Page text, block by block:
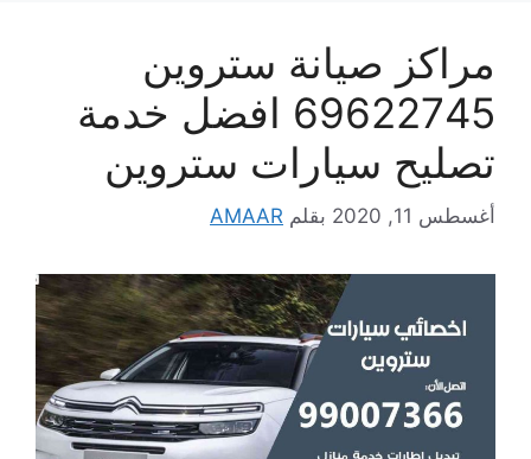
مراكز صيانة ستروين
69622745 افضل خدمة
تصليح سيارات ستروين
أغسطس 11, 2020 بقلم AMAAR